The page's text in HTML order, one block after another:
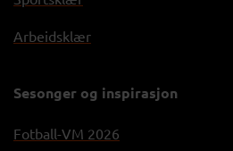
Arbeidsklær
Sesonger og inspirasjon
Fotball-VM 2026